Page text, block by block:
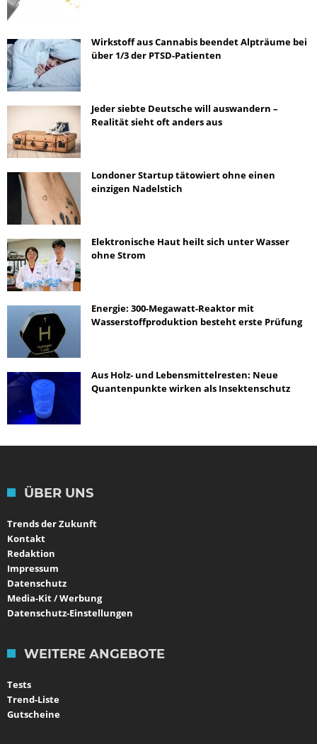
Wirkstoff aus Cannabis beendet Alpträume bei
über 1/3 der PTSD-Patienten
Jeder siebte Deutsche will auswandern –
Realität sieht oft anders aus
Londoner Startup tätowiert ohne einen
einzigen Nadelstich
Elektronische Haut heilt sich unter Wasser
ohne Strom
Energie: 300-Megawatt-Reaktor mit
Wasserstoffproduktion besteht erste Prüfung
Aus Holz- und Lebensmittelresten: Neue
Quantenpunkte wirken als Insektenschutz
ÜBER UNS
Trends der Zukunft
Kontakt
Redaktion
Impressum
Datenschutz
Media-Kit / Werbung
Datenschutz-Einstellungen
WEITERE ANGEBOTE
Tests
Trend-Liste
Gutscheine